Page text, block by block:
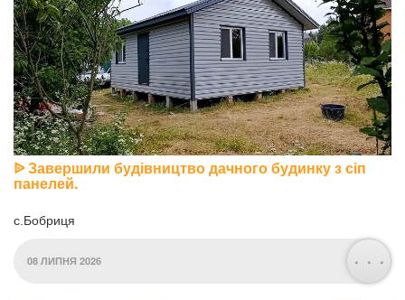
ᐉ Завершили будівництво дачного будинку з сіп
панелей.
с.Бобриця
08 ЛИПНЯ 2026 . . .